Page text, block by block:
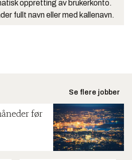
oppretting av brukerkonto.
fullt navn eller med kallenavn.
Se flere jobber
før